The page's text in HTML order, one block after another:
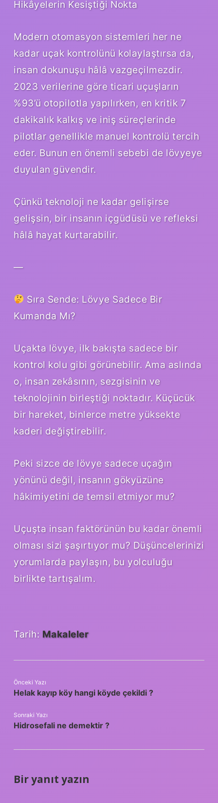
Hikâyelerin Kesiştiği Nokta
Modern otomasyon sistemleri her ne
kadar uçak kontrolünü kolaylaştırsa da,
insan dokunuşu hâlâ vazgeçilmezdir.
2023 verilerine göre ticari uçuşların
%93’ü otopilotla yapılırken, en kritik 7
dakikalık kalkış ve iniş süreçlerinde
pilotlar genellikle manuel kontrolü tercih
eder. Bunun en önemli sebebi de lövyeye
duyulan güvendir.
Çünkü teknoloji ne kadar gelişirse
gelişsin, bir insanın içgüdüsü ve refleksi
hâlâ hayat kurtarabilir.
—
Sıra Sende: Lövye Sadece Bir
Kumanda Mı?
Uçakta lövye, ilk bakışta sadece bir
kontrol kolu gibi görünebilir. Ama aslında
o, insan zekâsının, sezgisinin ve
teknolojinin birleştiği noktadır. Küçücük
bir hareket, binlerce metre yüksekte
kaderi değiştirebilir.
Peki sizce de lövye sadece uçağın
yönünü değil, insanın gökyüzüne
hâkimiyetini de temsil etmiyor mu?
Uçuşta insan faktörünün bu kadar önemli
olması sizi şaşırtıyor mu? Düşüncelerinizi
yorumlarda paylaşın, bu yolculuğu
birlikte tartışalım.
Tarih: Makaleler
Önceki Yazı
Helak kayıp köy hangi köyde çekildi ?
Sonraki Yazı
Hidrosefali ne demektir ?
Bir yanıt yazın